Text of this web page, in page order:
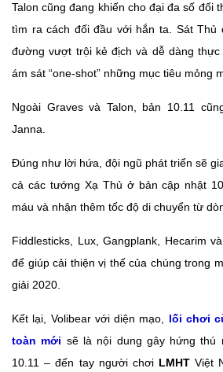
Talon cũng đang khiến cho đại đa số đối
tìm ra cách đối đầu với hắn ta. Sát Thủ
đường vượt trội kẻ địch và dễ dàng
ám sát “one-shot” những mục tiêu mỏng
Ngoài Graves và Talon, bản 10.11
Janna.
Đúng như lời hứa, đội ngũ phát triển sẽ
cả các tướng Xạ Thủ ở bản cập nhật
máu và nhận thêm tốc độ di chuyển từ
Fiddlesticks, Lux, Gangplank, Hecarim
để giúp cải thiện vị thế của chúng trong
giải 2020.
Kết lại, Volibear với diện mạo, lối chơi
toàn mới sẽ là nội dung gây hứng thú
10.11 – đến tay người chơi LMHT Việt